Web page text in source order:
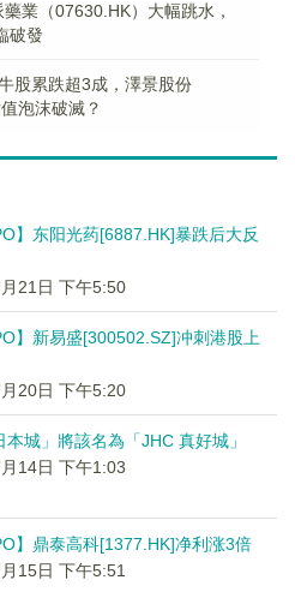
藥業（07630.HK）大幅跳水，
破發
股累跌超3成，澤景股份
泡沫破滅？
】东阳光药[6887.HK]暴跌后大反
21日 下午5:50
】新易盛[300502.SZ]冲刺港股上
20日 下午5:20
本城」將該名為「JHC 真好城」
14日 下午1:03
】鼎泰高科[1377.HK]净利涨3倍
15日 下午5:51